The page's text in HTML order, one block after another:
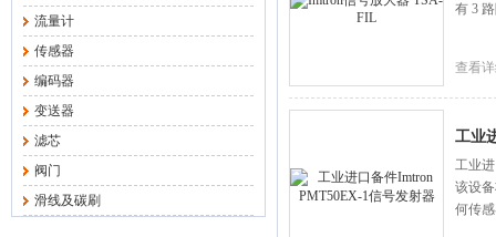
流量计
传感器
编码器
变送器
滤芯
阀门
滑线及碳刷
有 3
查看
工业
工业
该设
何传